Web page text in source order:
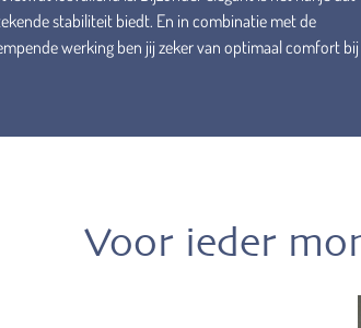
stabiliteit biedt. En in combinatie met de
werking ben jij zeker van optimaal comfort bij
Voor ieder